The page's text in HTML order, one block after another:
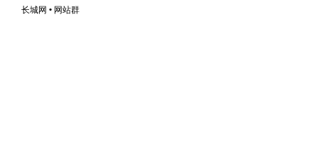
长城网 • 网站群